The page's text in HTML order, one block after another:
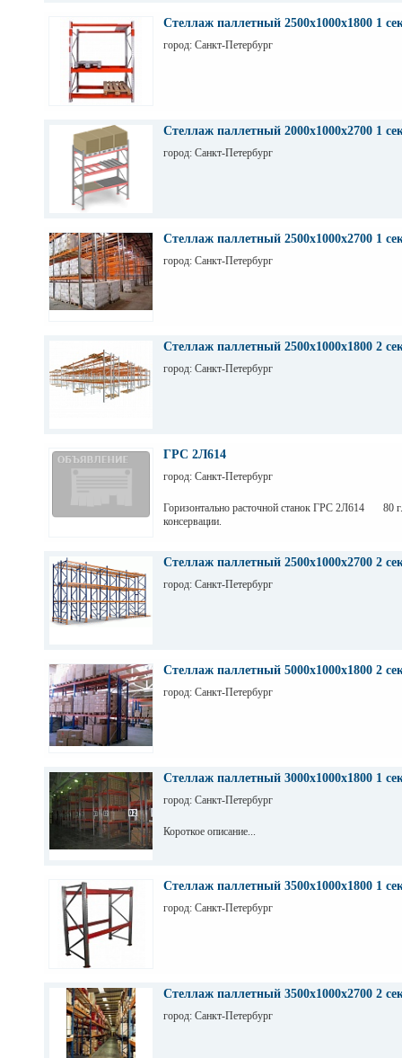
Стеллаж паллетный 2500х1000х1800 1
город: Санкт-Петербург
Стеллаж паллетный 2000х1000х2700 1
город: Санкт-Петербург
Стеллаж паллетный 2500х1000х2700 1
город: Санкт-Петербург
Стеллаж паллетный 2500х1000х1800 2
город: Санкт-Петербург
ГРС 2Л614
город: Санкт-Петербург
Горизонтально расточной станок ГРС 2Л614 80
консервации.
Стеллаж паллетный 2500х1000х2700 2
город: Санкт-Петербург
Стеллаж паллетный 5000х1000х1800 2
город: Санкт-Петербург
Стеллаж паллетный 3000х1000х1800 1
город: Санкт-Петербург
Короткое описание...
Стеллаж паллетный 3500х1000х1800 1
город: Санкт-Петербург
Стеллаж паллетный 3500х1000х2700 2
город: Санкт-Петербург